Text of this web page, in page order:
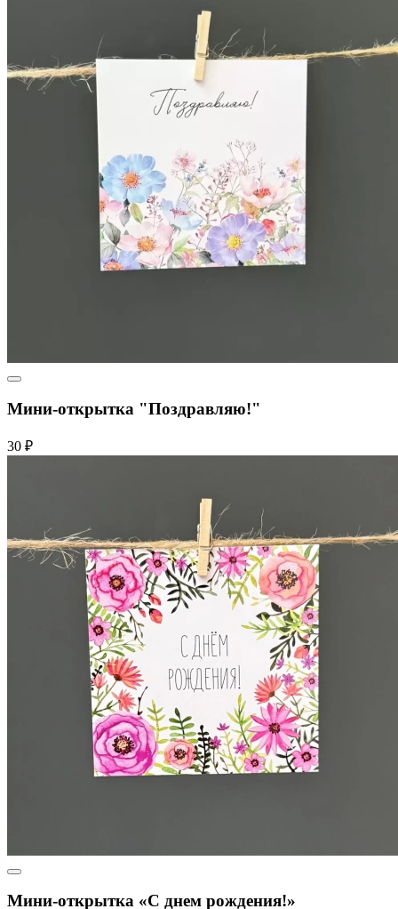
Мини-открытка "Поздравляю!"
30 ₽
Мини-открытка «С днем рождения!»